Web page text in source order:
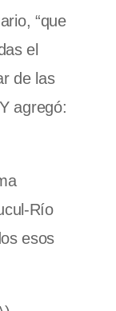
“que
el
de las
agregó:
Río
esos